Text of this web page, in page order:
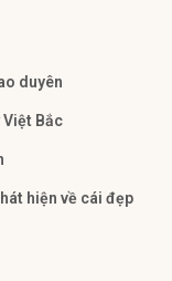
duyên
Bắc
hiện về cái đẹp